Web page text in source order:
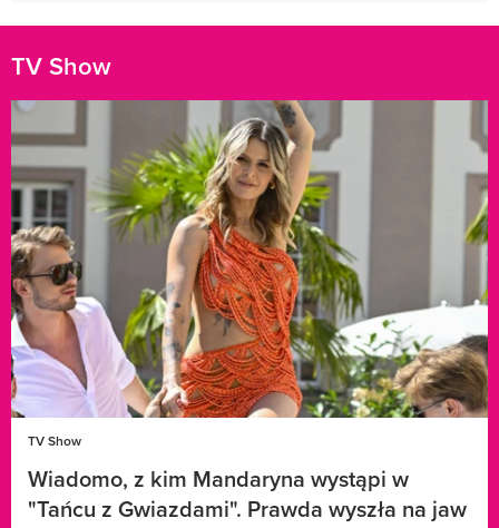
TV Show
TV Show
Wiadomo, z kim Mandaryna wystąpi w
"Tańcu z Gwiazdami". Prawda wyszła na jaw